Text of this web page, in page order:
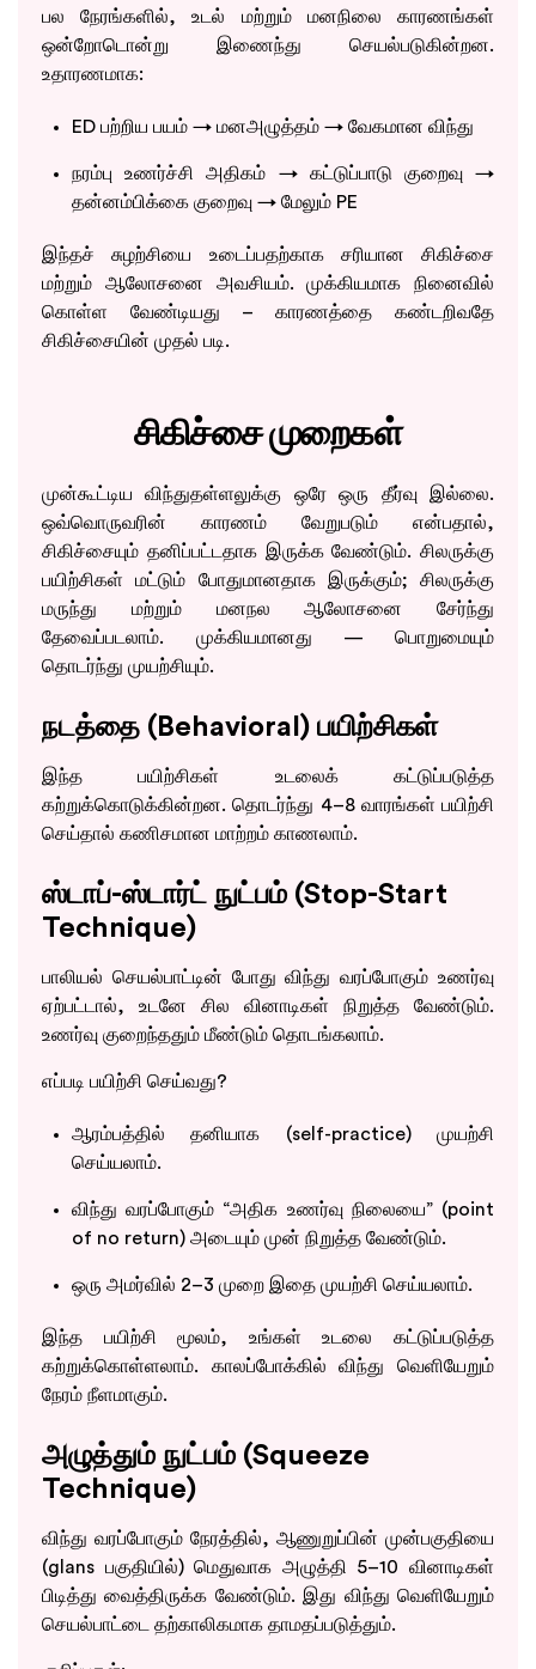
பல நேரங்களில், உடல் மற்றும் மனநிலை காரணங்கள்
ஒன்றோடொன்று இணைந்து செயல்படுகின்றன.
உதாரணமாக:
ED பற்றிய பயம் → மனஅழுத்தம் → வேகமான விந்து
நரம்பு உணர்ச்சி அதிகம் → கட்டுப்பாடு குறைவு →
தன்னம்பிக்கை குறைவு → மேலும் PE
இந்தச் சுழற்சியை உடைப்பதற்காக சரியான சிகிச்சை
மற்றும் ஆலோசனை அவசியம். முக்கியமாக நினைவில்
கொள்ள வேண்டியது – காரணத்தை கண்டறிவதே
சிகிச்சையின் முதல் படி.
சிகிச்சை முறைகள்
முன்கூட்டிய விந்துதள்ளலுக்கு ஒரே ஒரு தீர்வு இல்லை.
ஒவ்வொருவரின் காரணம் வேறுபடும் என்பதால்,
சிகிச்சையும் தனிப்பட்டதாக இருக்க வேண்டும். சிலருக்கு
பயிற்சிகள் மட்டும் போதுமானதாக இருக்கும்; சிலருக்கு
மருந்து மற்றும் மனநல ஆலோசனை சேர்ந்து
தேவைப்படலாம். முக்கியமானது — பொறுமையும்
தொடர்ந்து முயற்சியும்.
நடத்தை (Behavioral) பயிற்சிகள்
இந்த பயிற்சிகள் உடலைக் கட்டுப்படுத்த
கற்றுக்கொடுக்கின்றன. தொடர்ந்து 4–8 வாரங்கள் பயிற்சி
செய்தால் கணிசமான மாற்றம் காணலாம்.
ஸ்டாப்-ஸ்டார்ட் நுட்பம் (Stop-Start
Technique)
பாலியல் செயல்பாட்டின் போது விந்து வரப்போகும் உணர்வு
ஏற்பட்டால், உடனே சில வினாடிகள் நிறுத்த வேண்டும்.
உணர்வு குறைந்ததும் மீண்டும் தொடங்கலாம்.
எப்படி பயிற்சி செய்வது?
ஆரம்பத்தில் தனியாக (self-practice) முயற்சி
செய்யலாம்.
விந்து வரப்போகும் “அதிக உணர்வு நிலையை” (point
of no return) அடையும் முன் நிறுத்த வேண்டும்.
ஒரு அமர்வில் 2–3 முறை இதை முயற்சி செய்யலாம்.
இந்த பயிற்சி மூலம், உங்கள் உடலை கட்டுப்படுத்த
கற்றுக்கொள்ளலாம். காலப்போக்கில் விந்து வெளியேறும்
நேரம் நீளமாகும்.
அழுத்தும் நுட்பம் (Squeeze
Technique)
விந்து வரப்போகும் நேரத்தில், ஆணுறுப்பின் முன்பகுதியை
(glans பகுதியில்) மெதுவாக அழுத்தி 5–10 வினாடிகள்
பிடித்து வைத்திருக்க வேண்டும். இது விந்து வெளியேறும்
செயல்பாட்டை தற்காலிகமாக தாமதப்படுத்தும்.